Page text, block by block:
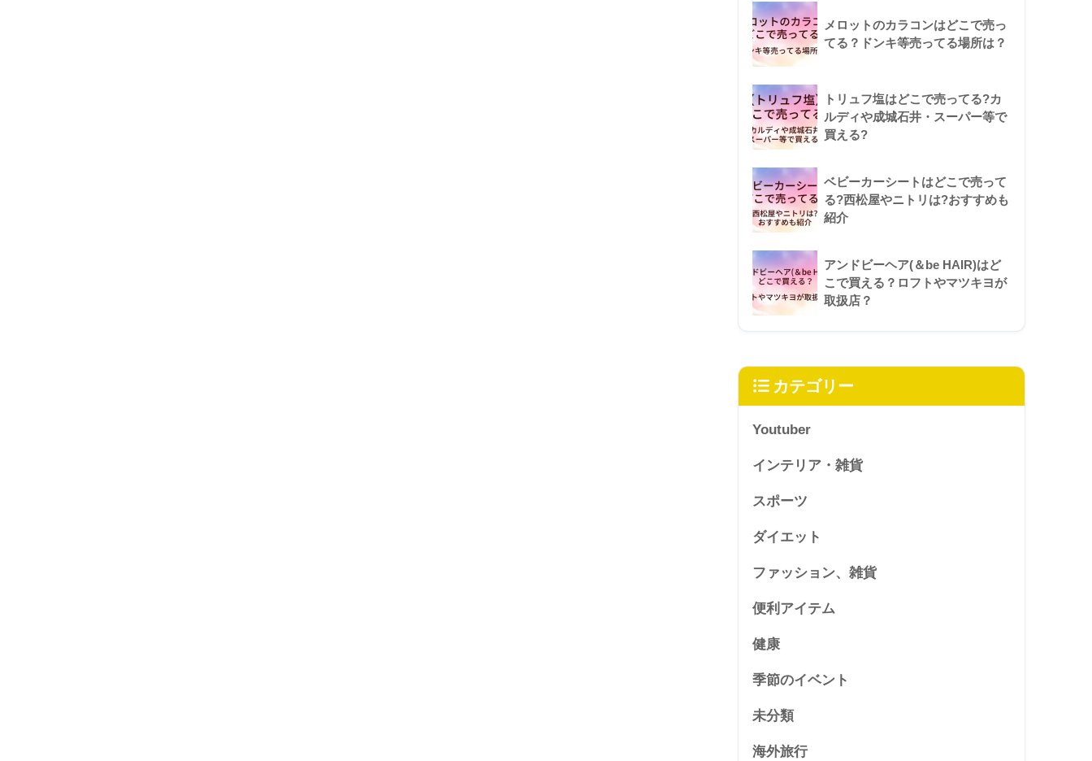
メロットのカラコンはどこで売っ
てる？ドンキ等売ってる場所は？
トリュフ塩はどこで売ってる?カ
ルディや成城石井・スーパー等で
買える?
ベビーカーシートはどこで売って
る?西松屋やニトリは?おすすめも
紹介
アンドビーヘア(＆be HAIR)はど
こで買える？ロフトやマツキヨが
取扱店？
カテゴリー
Youtuber
インテリア・雑貨
スポーツ
ダイエット
ファッション、雑貨
便利アイテム
健康
季節のイベント
未分類
海外旅行